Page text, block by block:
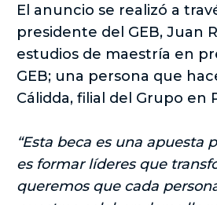
El anuncio se realizó a
presidente del GEB, Juan
estudios de maestría en
GEB; una persona que
Cálidda, filial del Grupo en
“Esta beca es una
es formar líderes que
queremos que cada